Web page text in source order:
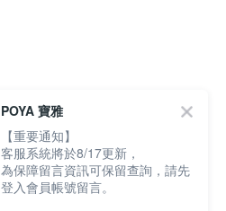
POYA 寶雅
【重要通知】
客服系統將於8/17更新，
為保障留言資訊可保留查詢，請先
登入會員帳號留言。